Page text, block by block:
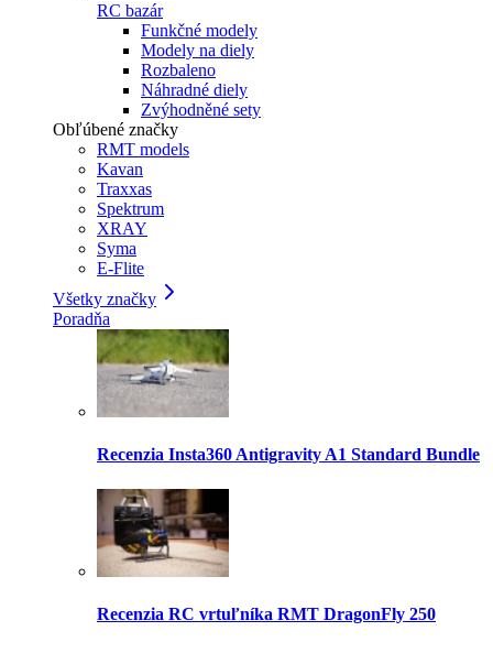
RC bazár
Funkčné modely
Modely na diely
Rozbaleno
Náhradné diely
Zvýhodněné sety
Obľúbené značky
RMT models
Kavan
Traxxas
Spektrum
XRAY
Syma
E-Flite
Všetky značky
Poradňa
Recenzia Insta360 Antigravity A1 Standard Bundle
Recenzia RC vrtuľníka RMT DragonFly 250